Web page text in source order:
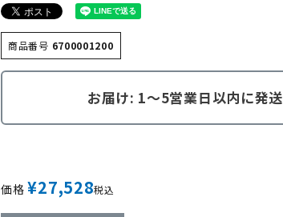
商品番号 6700001200
お届け: 1～5営業日以内に発送
価格 ¥27,528税込